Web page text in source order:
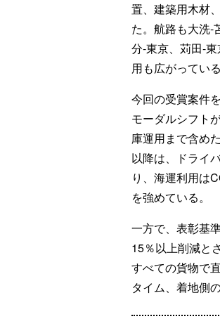
置、建築用木材
た。航路も大洗-
分-東京、苅田-
用も広がっている
今回の受賞案件
モーダルシフト
庫運用まで含め
以降は、ドライ
り、海運利用は
を強めている。
一方で、表彰基
15％以上削減と
すべての貨物で
タイム、着地側